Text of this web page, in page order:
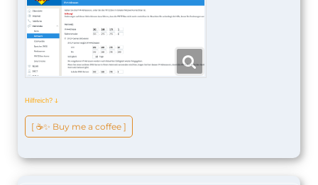
Hilfreich? ↆ
[ ☕️✨ Buy me a coffee ]